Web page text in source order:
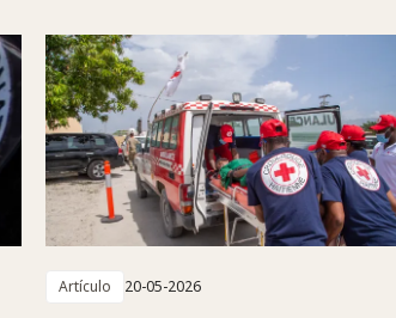
Artículo 20-05-2026